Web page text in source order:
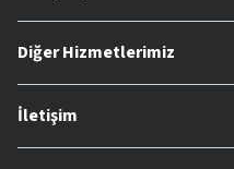
Diğer Hizmetlerimiz
İletişim